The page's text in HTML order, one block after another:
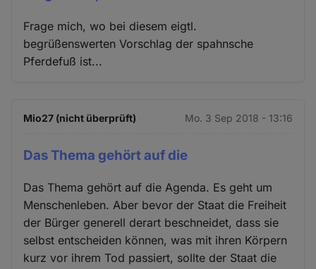
Frage mich, wo bei diesem eigtl.
begrüßenswerten Vorschlag der spahnsche
Pferdefuß ist...
Mio27 (nicht überprüft) Mo. 3 Sep 2018 - 13:16
Das Thema gehört auf die
Das Thema gehört auf die Agenda. Es geht um
Menschenleben. Aber bevor der Staat die Freiheit
der Bürger generell derart beschneidet, dass sie
selbst entscheiden können, was mit ihren Körpern
kurz vor ihrem Tod passiert, sollte der Staat die